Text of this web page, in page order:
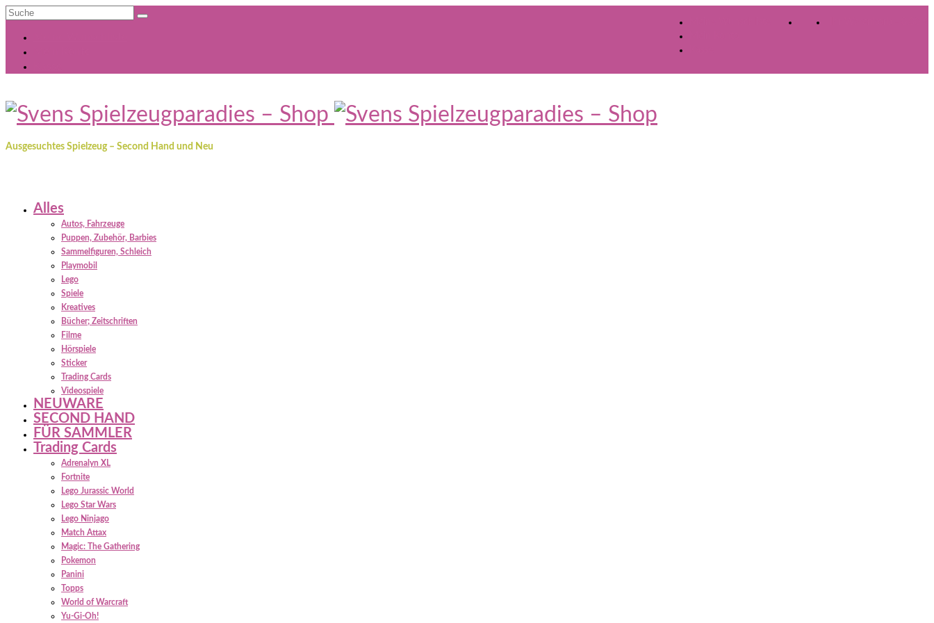
Suche
Ausgesuchtes Spielzeug – Second Hand und Neu
Alles
Autos, Fahrzeuge
Puppen, Zubehör, Barbies
Sammelfiguren, Schleich
Playmobil
Lego
Spiele
Kreatives
Bücher; Zeitschriften
Filme
Hörspiele
Sticker
Trading Cards
Videospiele
NEUWARE
SECOND HAND
FÜR SAMMLER
Trading Cards
Adrenalyn XL
Fortnite
Lego Jurassic World
Lego Star Wars
Lego Ninjago
Match Attax
Magic: The Gathering
Pokemon
Panini
Topps
World of Warcraft
Yu-Gi-Oh!